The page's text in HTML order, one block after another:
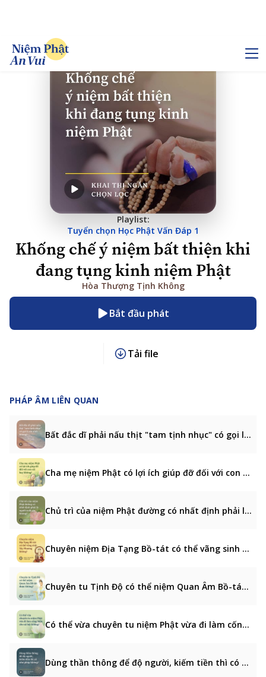
Playlist:
Tuyển chọn Học Phật Vấn Đáp 1
Khống chế ý niệm bất thiện khi
đang tụng kinh niệm Phật
Hòa Thượng Tịnh Không
Bắt đầu phát
Tải file
PHÁP ÂM LIÊN QUAN
Bất đắc dĩ phải nấu thịt "tam tịnh nhục" có gọi là sát sinh không?
Cha mẹ niệm Phật có lợi ích giúp đỡ đối với con cái hay không?
Chủ trì của niệm Phật đường có nhất định phải là người xuất gia không?
Chuyên niệm Địa Tạng Bồ-tát có thể vãng sinh Tây Phương không?
Chuyên tu Tịnh Độ có thể niệm Quan Âm Bồ-tát được không?
Có thể vừa chuyên tu niệm Phật vừa đi làm cống hiến cho xã hội không?
Dùng thần thông để độ người, kiếm tiền thì có như pháp không?